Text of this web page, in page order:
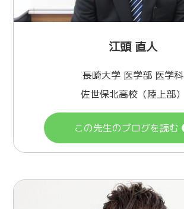
江頭 直人
長崎大学 医学部 医学科
佐世保北高校（陸上部）
この先生のブログを読む